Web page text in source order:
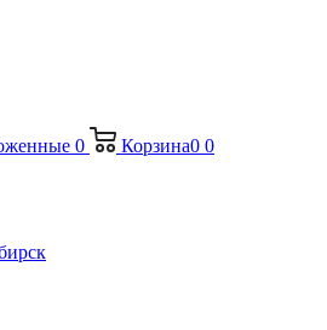
0 Корзина0 0